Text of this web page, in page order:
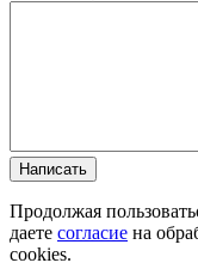
Написать
Продолжая
даете согласие на
cookies.